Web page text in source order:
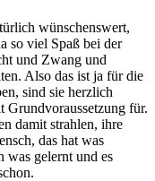
wünschenswert,
so viel Spaß bei der
und Zwang und
Also das ist ja für die
sind sie herzlich
für.
damit strahlen, ihre
das hat was
was gelernt und es